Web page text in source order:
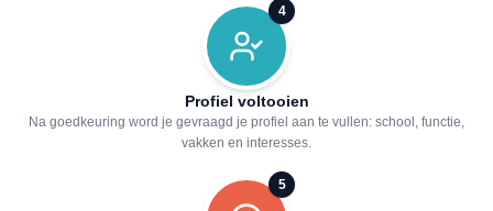
4
Profiel voltooien
Na goedkeuring word je gevraagd je profiel aan te vullen: school, functie,
vakken en interesses.
5